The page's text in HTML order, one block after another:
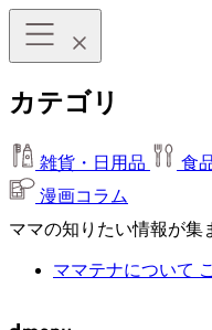
カテゴリ
雑貨・日用品 食
漫画コラム
ママの知りたい情報が集
ママテナについて